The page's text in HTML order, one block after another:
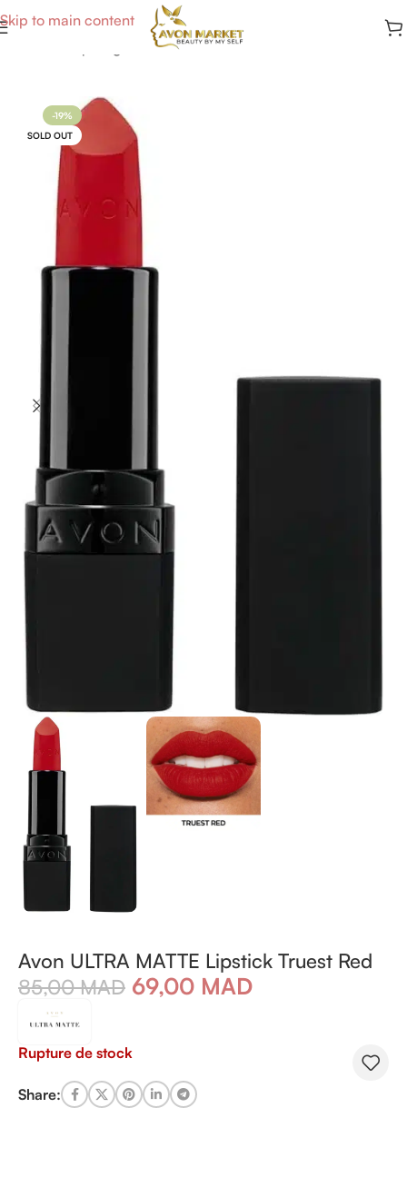
Skip to main content
-19%
SOLD OUT
Avon ULTRA MATTE Lipstick Truest Red
85,00MAD 69,00 MAD
Rupture de stock
Share: